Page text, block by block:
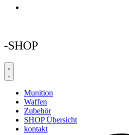
-SHOP
Munition
Waffen
Zubehör
SHOP Übersicht
kontakt